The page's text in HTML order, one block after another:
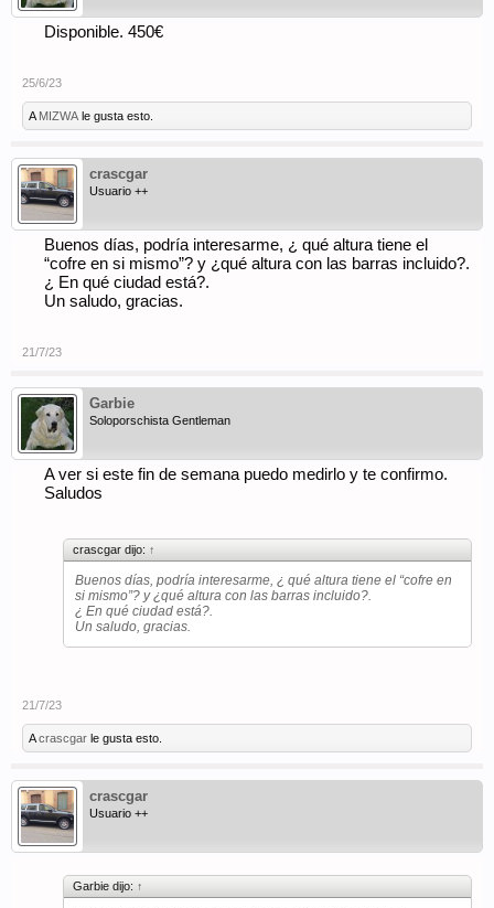
Disponible. 450€
25/6/23
A MIZWA le gusta esto.
crascgar
Usuario ++
Buenos días, podría interesarme, ¿ qué altura tiene el
“cofre en si mismo”? y ¿qué altura con las barras incluido?.
¿ En qué ciudad está?.
Un saludo, gracias.
21/7/23
Garbie
Soloporschista Gentleman
A ver si este fin de semana puedo medirlo y te confirmo.
Saludos
crascgar dijo: ↑
Buenos días, podría interesarme, ¿ qué altura tiene el “cofre en
si mismo”? y ¿qué altura con las barras incluido?.
¿ En qué ciudad está?.
Un saludo, gracias.
21/7/23
Acrascgar le gusta esto.
crascgar
Usuario ++
Garbie dijo: ↑